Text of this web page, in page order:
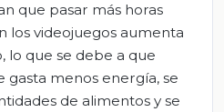
que pasar más horas
los videojuegos aumenta
lo que se debe a que
gasta menos energía, se
de alimentos y se